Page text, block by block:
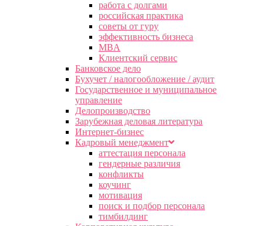
работа с долгами
российская практика
советы от гуру
эффективность бизнеса
MBA
Клиентский сервис
Банковское дело
Бухучет / налогообложение / аудит
Государственное и муниципальное
управление
Делопроизводство
Зарубежная деловая литература
Интернет-бизнес
Кадровый менеджмент
аттестация персонала
гендерные различия
конфликты
коучинг
мотивация
поиск и подбор персонала
тимбилдинг